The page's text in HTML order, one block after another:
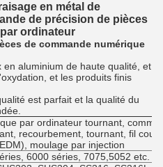
en métal de
de précision de pièces
ordinateur
de commande numérique
aluminium de haute qualité, et
et les produits finis
est parfait et la qualité du
par ordinateur tournant,
recourbement, tournant, fil
moulage par injection
6000 séries, 7075,5052 etc.